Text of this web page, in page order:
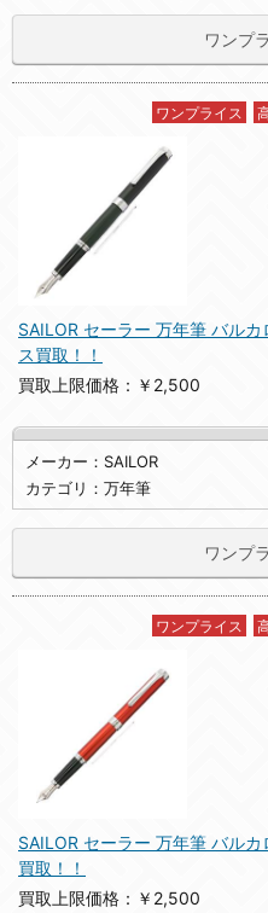
ワンプ
ワンプライス
SAILOR セーラー 万年筆 バル
ス買取！！
買取上限価格：￥2,500
メーカー：SAILOR
カテゴリ：万年筆
ワンプ
ワンプライス
SAILOR セーラー 万年筆 バル
買取！！
買取上限価格：￥2,500